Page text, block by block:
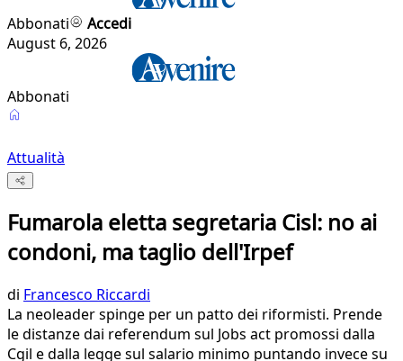
Abbonati
Accedi
August 6, 2026
Abbonati
Attualità
Fumarola eletta segretaria Cisl: no ai
condoni, ma taglio dell'Irpef
di Francesco Riccardi
La neoleader spinge per un patto dei riformisti. Prende
le distanze dai referendum sul Jobs act promossi dalla
Cgil e dalla legge sul salario minimo puntando invece su